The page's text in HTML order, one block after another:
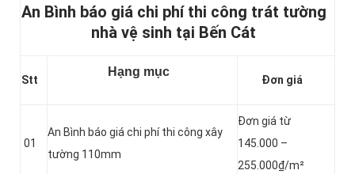
An Bình báo giá chi phí thi công trát tường
nhà vệ sinh tại Bến Cát
Stt
Hạng mục
Đơn giá
01
An Bình báo giá chi phí thi công xây
tường 110mm
Đơn giá từ
145.000 –
255.000₫/m²